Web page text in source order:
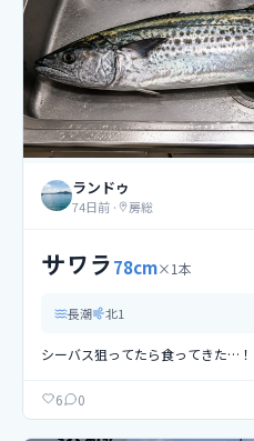
ランドゥ
74日前 · 房総
サワラ78cm×1本
長潮 北1
シーバス狙ってたら食ってきた…！
6 0